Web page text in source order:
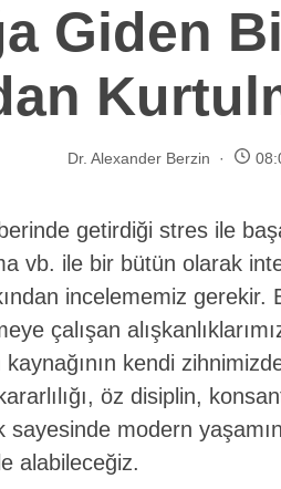
Giden
Dr. Alexander Berzin
getirdiği stres ile
vb. ile bir bütün olarak
incelememiz gerekir.
çalışan
kendi
öz disiplin,
sayesinde modern
alabileceğiz.